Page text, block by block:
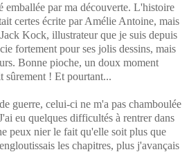
emballée par ma découverte. L'histoire
certes écrite par Amélie Antoine, mais
Kock, illustrateur que je suis depuis
fortement pour ses jolis dessins, mais
Bonne pioche, un doux moment
sûrement ! Et pourtant...
guerre, celui-ci ne m'a pas chamboulée
eu quelques difficultés à rentrer dans
peux nier le fait qu'elle soit plus que
les chapitres, plus j'avançais